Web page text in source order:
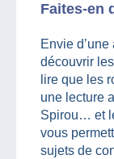
Faites-en
Envie
découvrir
lire que les
une lecture
Spirou… et
vous
sujets de